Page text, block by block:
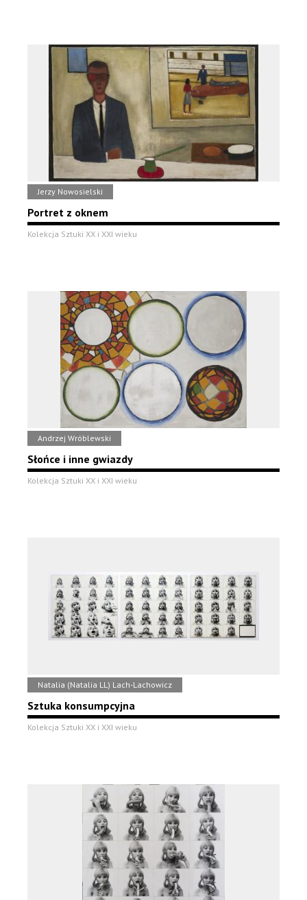
Jerzy Nowosielski
Portret z oknem
Kolekcja Sztuki XX i XXI wieku
Andrzej Wróblewski
Słońce i inne gwiazdy
Kolekcja Sztuki XX i XXI wieku
Natalia (Natalia LL) Lach-Lachowicz
Sztuka konsumpcyjna
Kolekcja Sztuki XX i XXI wieku